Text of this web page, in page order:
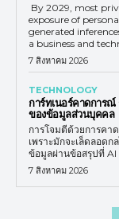
By 2029, most
exposure of
generated
a business and
7 สิงหาคม 2026
TECHNOLOGY
การ์ทเนอร์คาดการณ์
ของข้อมูลส่วนบุคคล
การโจมตีด้วยการคา
เพราะมักจะเล็ดลอด
ข้อมูลผ่านข้อสรุปที่
7 สิงหาคม 2026